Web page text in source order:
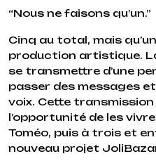
“Nous ne faisons qu’un.”
Cinq au total, mais
production artistique.
se transmettre d’une
passer des messages
voix. Cette
l’opportunité de les
Toméo, puis à trois et
nouveau projet